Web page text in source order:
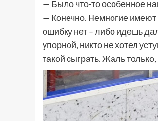
— Было что-то особенное
— Конечно. Немногие имеют
ошибку нет – либо идешь
упорной, никто не хотел
такой сыграть. Жаль